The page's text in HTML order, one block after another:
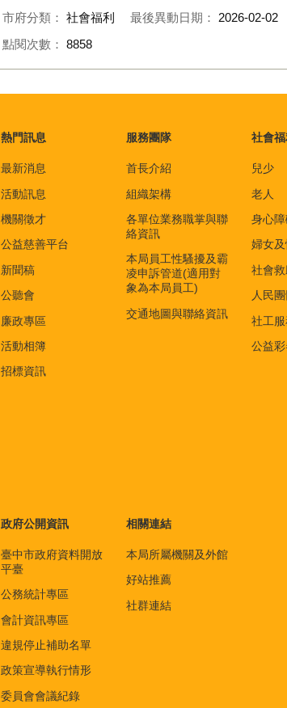
市府分類： 社會福利 最後異動日期： 2026-02-02
點閱次數： 8858
熱門訊息
最新消息
活動訊息
機關徵才
公益慈善平台
新聞稿
公聽會
廉政專區
活動相簿
招標資訊
服務團隊
首長介紹
組織架構
各單位業務職掌與聯
絡資訊
本局員工性騷擾及霸
凌申訴管道(適用對
象為本局員工)
交通地圖與聯絡資訊
社會
兒少
老人
身心障
婦女
社會救
人民
社工服
公益彩
政府公開資訊
臺中市政府資料開放
平臺
公務統計專區
會計資訊專區
違規停止補助名單
政策宣導執行情形
委員會會議紀錄
相關連結
本局所屬機關及外館
好站推薦
社群連結